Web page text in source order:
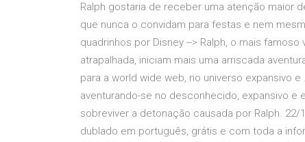
Ralph gostaria de receber uma atenção maior
que nunca o convidam para festas e nem
quadrinhos por Disney --> Ralph, o mais
atrapalhada, iniciam mais uma arriscada
para a world wide web, no universo expansivo e
aventurando-se no desconhecido, expansivo
sobreviver a detonação causada por Ralph. 22/
dublado em português, grátis e com toda a